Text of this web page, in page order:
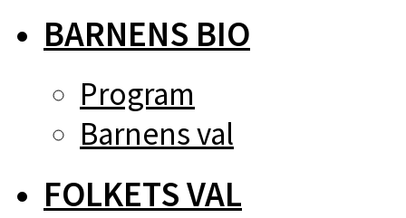
BARNENS BIO
Program
Barnens val
FOLKETS VAL